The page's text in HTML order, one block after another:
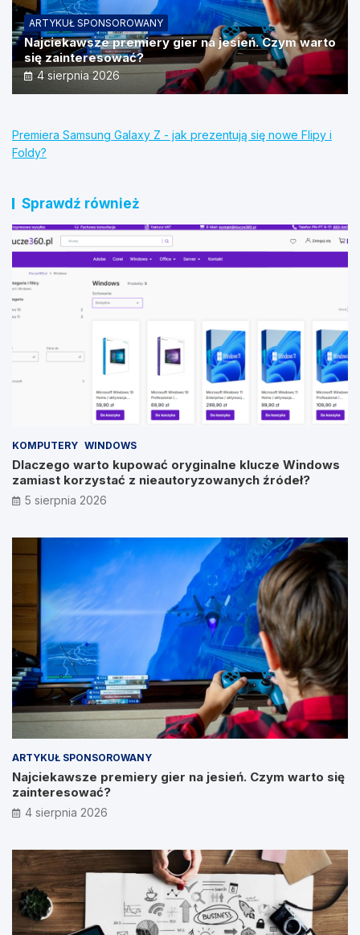
ARTYKUŁ SPONSOROWANY
Najciekawsze premiery gier na jesień. Czym warto
się zainteresować?
4 sierpnia 2026
Premiera Samsung Galaxy Z - jak prezentują się nowe Flipy i
Foldy?
Sprawdź również
KOMPUTERY WINDOWS
Dlaczego warto kupować oryginalne klucze Windows
zamiast korzystać z nieautoryzowanych źródeł?
5 sierpnia 2026
ARTYKUŁ SPONSOROWANY
Najciekawsze premiery gier na jesień. Czym warto się
zainteresować?
4 sierpnia 2026